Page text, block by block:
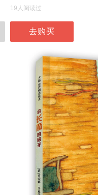
19人阅读过
去购买